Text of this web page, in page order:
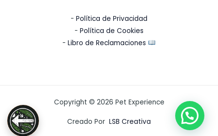
- Política de Privacidad
- Política de Cookies
-Libro de Reclamaciones
Copyright © 2026 Pet Experience
Creado Por LSB Creativa